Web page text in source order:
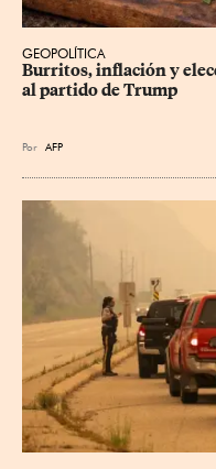
GEOPOLÍTICA
Burritos, inflación y
al partido de Trump
Por AFP